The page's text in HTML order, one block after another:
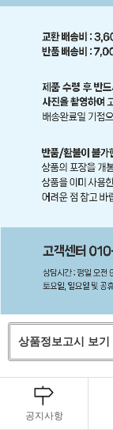
상품정보고시 보기
공지사항